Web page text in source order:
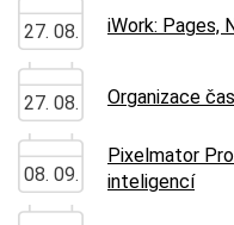
27. 08. iWork: Pages,
27. 08. Organizace
08. 09.
Pixelmator
inteligencí